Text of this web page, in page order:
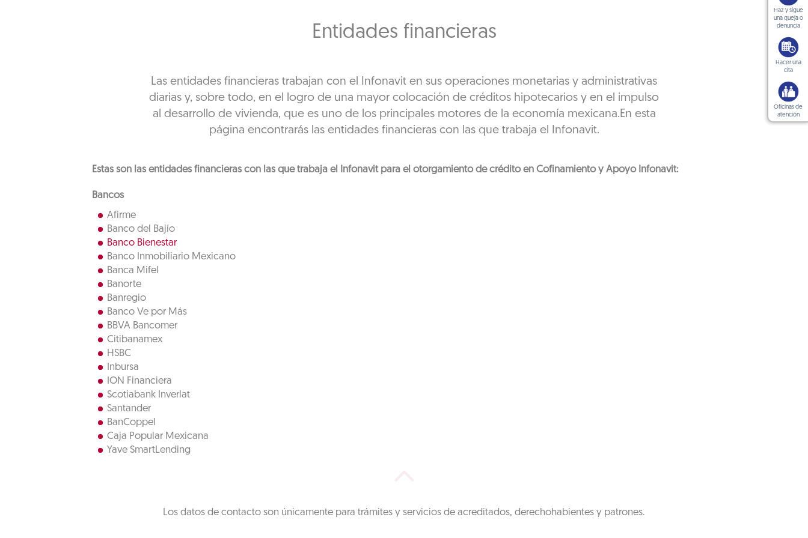
Entidades financieras
Las entidades financieras trabajan con el Infonavit en sus operaciones monetarias y administrativas
diarias y, sobre todo, en el logro de una mayor colocación de créditos hipotecarios y en el impulso
al desarrollo de vivienda, que es uno de los principales motores de la economía mexicana.En esta
página encontrarás las entidades financieras con las que trabaja el Infonavit.
Estas son las entidades financieras con las que trabaja el Infonavit para el otorgamiento de crédito en Cofinamiento y Apoyo Infonavit:
Bancos
Afirme
Banco del Bajío
Banco Bienestar
Banco Inmobiliario Mexicano
Banca Mifel
Banorte
Banregio
Banco Ve por Más
BBVA Bancomer
Citibanamex
HSBC
Inbursa
ION Financiera
Scotiabank Inverlat
Santander
BanCoppel
Caja Popular Mexicana
Yave SmartLending
Los datos de contacto son únicamente para trámites y servicios de acreditados, derechohabientes y patrones.
Haz y sigue
una queja o
denuncia
Hacer una
cita
Oficinas de
atención